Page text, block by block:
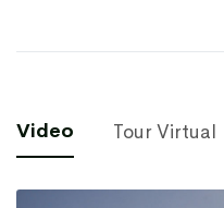
Video Tour Virtual